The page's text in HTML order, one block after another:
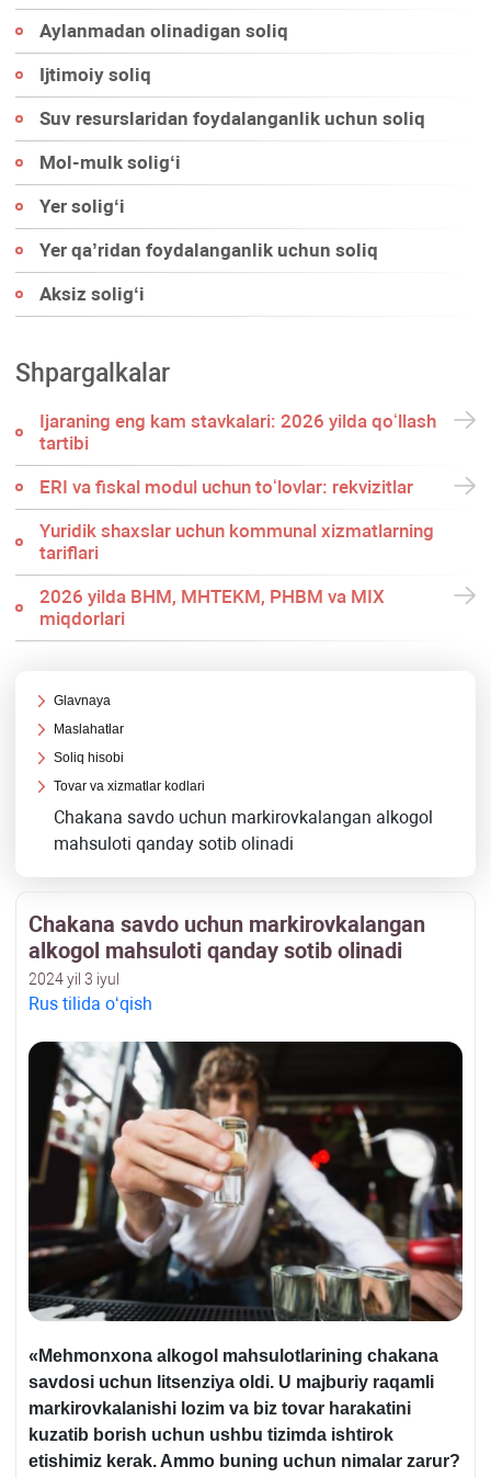
Aylanmadan olinadigan soliq
Ijtimoiy soliq
Suv resurslaridan foydalanganlik uchun soliq
Mol-mulk soligʻi
Yer soligʻi
Yer qa’ridan foydalanganlik uchun soliq
Aksiz soligʻi
Shpargalkalar
Ijaraning eng kam stavkalari: 2026 yilda qoʻllash
tartibi
ERI va fiskal modul uchun toʻlovlar: rekvizitlar
Yuridik shaхslar uchun kommunal хizmatlarning
tariflari
2026 yilda BHM, MHTEKM, PHBM va MIX
miqdorlari
Glavnaya
Maslahatlar
Soliq hisobi
Tovar va хizmatlar kodlari
Chakana savdo uchun markirovkalangan alkogol
mahsuloti qanday sotib olinadi
Chakana savdo uchun markirovkalangan
alkogol mahsuloti qanday sotib olinadi
2024 yil 3 iyul
Rus tilida oʻqish
«Mehmonхona alkogol mahsulotlarining chakana
savdosi uchun litsenziya oldi. U majburiy raqamli
markirovkalanishi lozim va biz tovar harakatini
kuzatib borish uchun ushbu tizimda ishtirok
etishimiz kerak. Ammo buning uchun nimalar zarur?